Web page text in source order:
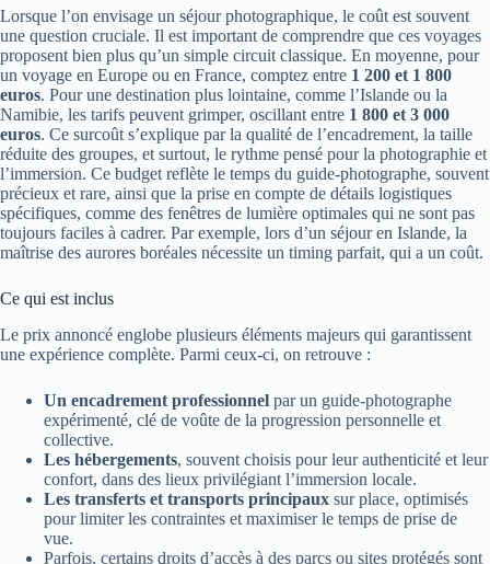
Lorsque l’on envisage un séjour photographique, le coût est souvent
une question cruciale. Il est important de comprendre que ces voyages
proposent bien plus qu’un simple circuit classique. En moyenne, pour
un voyage en Europe ou en France, comptez entre 1 200 et 1 800
euros. Pour une destination plus lointaine, comme l’Islande ou la
Namibie, les tarifs peuvent grimper, oscillant entre 1 800 et 3 000
euros. Ce surcoût s’explique par la qualité de l’encadrement, la taille
réduite des groupes, et surtout, le rythme pensé pour la photographie et
l’immersion. Ce budget reflète le temps du guide-photographe, souvent
précieux et rare, ainsi que la prise en compte de détails logistiques
spécifiques, comme des fenêtres de lumière optimales qui ne sont pas
toujours faciles à cadrer. Par exemple, lors d’un séjour en Islande, la
maîtrise des aurores boréales nécessite un timing parfait, qui a un coût.
Ce qui est inclus
Le prix annoncé englobe plusieurs éléments majeurs qui garantissent
une expérience complète. Parmi ceux-ci, on retrouve :
Un encadrement professionnel par un guide-photographe
expérimenté, clé de voûte de la progression personnelle et
collective.
Les hébergements, souvent choisis pour leur authenticité et leur
confort, dans des lieux privilégiant l’immersion locale.
Les transferts et transports principaux sur place, optimisés
pour limiter les contraintes et maximiser le temps de prise de
vue.
Parfois, certains droits d’accès à des parcs ou sites protégés sont